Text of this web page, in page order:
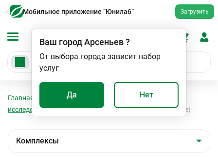
Мобильное приложение “Юнилаб” Загрузить
Ваш городАрсеньев?
От выбора города зависит набор
услуг
Да Нет
Главная Анализы
Биохимические
исследования
Обследование печени (биохимическое)